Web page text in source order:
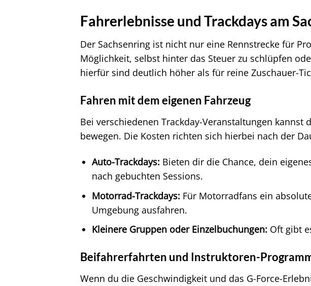
Fahrerlebnisse und Trackdays am
Der Sachsenring ist nicht nur eine Rennstrecke für
Möglichkeit, selbst hinter das Steuer zu schlüpfen
hierfür sind deutlich höher als für reine Zuschauer-
Fahren mit dem eigenen Fahrzeug
Bei verschiedenen Trackday-Veranstaltungen
bewegen. Die Kosten richten sich hierbei nach der
Auto-Trackdays: Bieten dir die Chance, dein
nach gebuchten Sessions.
Motorrad-Trackdays: Für Motorradfans ein
Umgebung ausfahren.
Kleinere Gruppen oder Einzelbuchungen: Oft gibt
Beifahrerfahrten und Instruktoren-
Wenn du die Geschwindigkeit und das G-Force-